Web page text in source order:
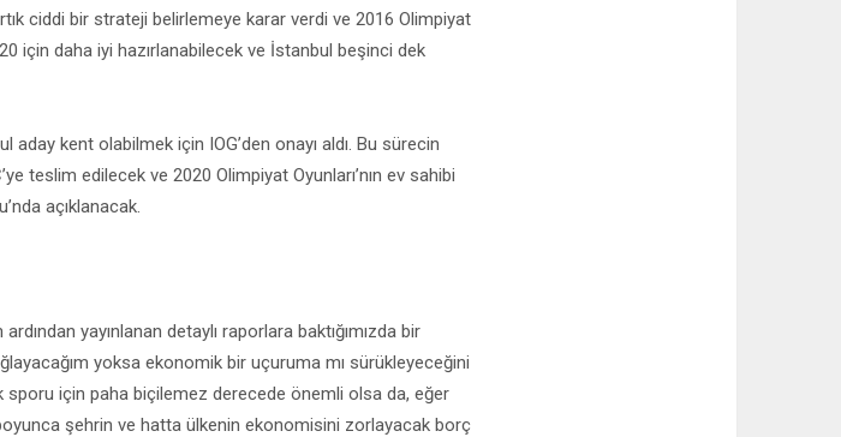
ciddi bir strateji belirlemeye karar verdi ve 2016 Olimpiyat
için daha iyi hazırlanabilecek ve İstanbul beşinci dek
kent olabilmek için IOG’den onayı aldı. Bu sürecin
teslim edilecek ve 2020 Olimpiyat Oyunları’nın ev sahibi
açıklanacak.
yayınlanan detaylı raporlara baktığımızda bir
yoksa ekonomik bir uçuruma mı sürükleyeceğini
sporu için paha biçilemez derecede önemli olsa da, eğer
şehrin ve hatta ülkenin ekonomisini zorlayacak borç